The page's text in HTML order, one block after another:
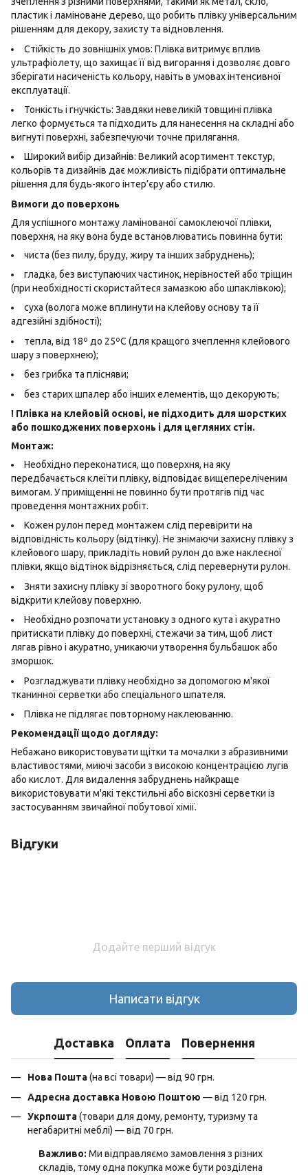
пластик і ламіноване дерево, що робить плівку універсальним
рішенням для декору, захисту та відновлення.
Стійкість до зовнішніх умов: Плівка витримує вплив
ультрафіолету, що захищає її від вигорання і дозволяє довго
зберігати насиченість кольору, навіть в умовах інтенсивної
експлуатації.
Тонкість і гнучкість: Завдяки невеликій товщині плівка
легко формується та підходить для нанесення на складні або
вигнуті поверхні, забезпечуючи точне прилягання.
Широкий вибір дизайнів: Великий асортимент текстур,
кольорів та дизайнів дає можливість підібрати оптимальне
рішення для будь-якого інтер’єру або стилю.
Вимоги до поверхонь
Для успішного монтажу ламінованої самоклеючої плівки,
поверхня, на яку вона буде встановлюватись повинна бути:
чиста (без пилу, бруду, жиру та інших забруднень);
гладка, без виступаючих частинок, нерівностей або тріщин
(при необхідності скористайтеся замазкою або шпаклівкою);
суха (волога може вплинути на клейову основу та її
адгезійні здібності);
тепла, від 18º до 25ºС (для кращого зчеплення клейового
шару з поверхнею);
без грибка та плісняви;
без старих шпалер або інших елементів, що декорують;
! Плівка на клейовій основі, не підходить для шорстких
або пошкоджених поверхонь і для цегляних стін.
Монтаж:
Необхідно переконатися, що поверхня, на яку
передбачається клеїти плівку, відповідає вищепереліченим
вимогам. У приміщенні не повинно бути протягів під час
проведення монтажних робіт.
Кожен рулон перед монтажем слід перевірити на
відповідність кольору (відтінку). Не знімаючи захисну плівку з
клейового шару, прикладіть новий рулон до вже наклеєної
плівки, якщо відтінок відрізняється, слід перевернути рулон.
Зняти захисну плівку зі зворотного боку рулону, щоб
відкрити клейову поверхню.
Необхідно розпочати установку з одного кута і акуратно
притискати плівку до поверхні, стежачи за тим, щоб лист
лягав рівно і акуратно, уникаючи утворення бульбашок або
зморшок.
Розгладжувати плівку необхідно за допомогою м'якої
тканинної серветки або спеціального шпателя.
Плівка не підлягає повторному наклеюванню.
Рекомендації щодо догляду:
Небажано використовувати щітки та мочалки з абразивними
властивостями, миючі засоби з високою концентрацією лугів
або кислот. Для видалення забруднень найкраще
використовувати м'які текстильні або віскозні серветки із
застосуванням звичайної побутової хімії.
Відгуки
Додайте перший відгук
Написати відгук
Доставка Оплата Повернення
Нова Пошта(на всі товари) — від 90 грн.
Адресна доставка Новою Поштою — від 120 грн.
Укрпошта(товари для дому, ремонту, туризму та
негабаритні меблі) — від 70 грн.
Важливо: Ми відправляємо замовлення з різних
складів, тому одна покупка може бути розділена